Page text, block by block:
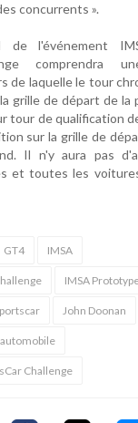
concurrents ».
de l'événement
comprendra
de laquelle le tour
grille de départ de la
tour de qualification
sur la grille de
Il n'y aura pas
et toutes les
GT4 IMSA
IMSA
John Doonan
Challenge